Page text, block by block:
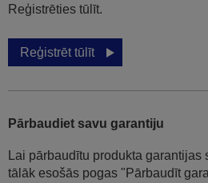
Reģistrēties tūlīt.
Reģistrēt tūlīt
Pārbaudiet savu garantiju
Lai pārbaudītu produkta
tālāk esošās pogas "Pārbaudīt